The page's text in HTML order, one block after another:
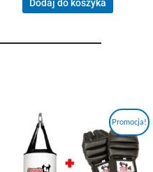
Dodaj do koszyka
Promocja!
Pierwotna
wynosiła:
274,00 zł.
Aktualna
cena
wynosi:
211,00 zł.